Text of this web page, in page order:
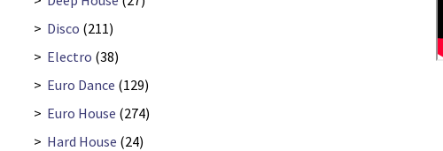
> Disco (211)
> Electro (38)
> Euro Dance (129)
> Euro House (274)
> Hard House (24)